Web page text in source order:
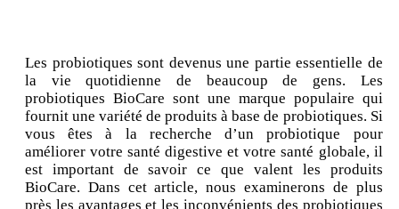
Les probiotiques sont devenus une partie essentielle de
la vie quotidienne de beaucoup de gens. Les
probiotiques BioCare sont une marque populaire qui
fournit une variété de produits à base de probiotiques. Si
vous êtes à la recherche d’un probiotique pour
améliorer votre santé digestive et votre santé globale, il
est important de savoir ce que valent les produits
BioCare. Dans cet article, nous examinerons de plus
près les avantages et les inconvénients des probiotiques